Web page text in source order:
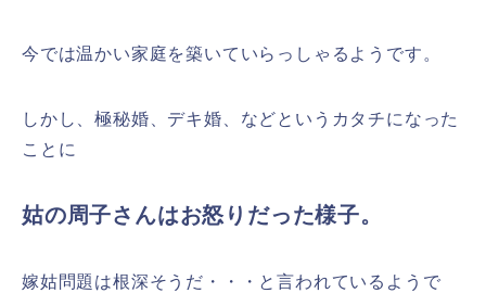
今では温かい家庭を築いていらっしゃるようです。
しかし、極秘婚、デキ婚、などというカタチになった
ことに
姑の周子さんはお怒りだった様子。
嫁姑問題は根深そうだ・・・と言われているようで